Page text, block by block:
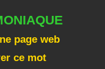
page web
ce mot